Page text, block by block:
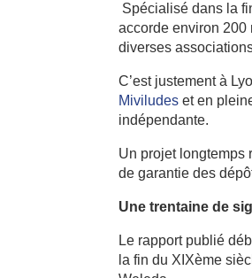
Spécialisé dans la
accorde environ 200
diverses
C’est justement à
Miviludes et en
indépendante.
Un projet longtemps
de garantie des
Une trentaine de
Le rapport publié
la fin du XIXème